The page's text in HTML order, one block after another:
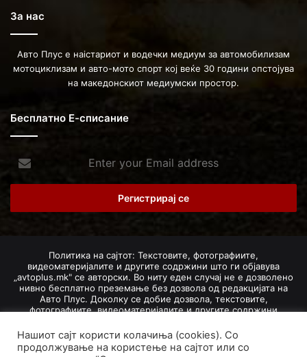
За нас
Авто Плус е наістариот и водечки медиум за автомобилизам
мотоциклизам и авто-мото спорт кој веќе 30 години опстојува
на македонскиот медиумски простор.
Бесплатно Е-списание
your
Email
Политика на сајтот: Текстовите, фотографиите,
видеоматеријалите и другите содржини што ги објавува
„avtoplus.mk" се авторски. Во ниту еден случај не е дозволено
нивно бесплатно преземање без дозвола од редакцијата на
Авто Плус. Доколку се добие дозвола, текстовите,
фотографиите, видеоматеријалите и другите содржини
изворот и авторот со вметнување на директна интернет-врска
(линк) до оригиналната содржина на „avtoplus.mk". При
добивање на одобрување од редакцијата за превземање на
Нашиот сајт користи колачиња (cookies). Со
продолжување на користење на сајтот или со